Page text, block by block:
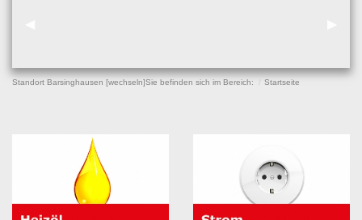
Standort Barsinghausen [wechseln]Sie befinden sich im Bereich: Startseite